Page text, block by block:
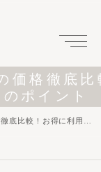
価格徹底比
ポイント